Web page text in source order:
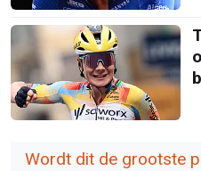
Wordt dit de grootste